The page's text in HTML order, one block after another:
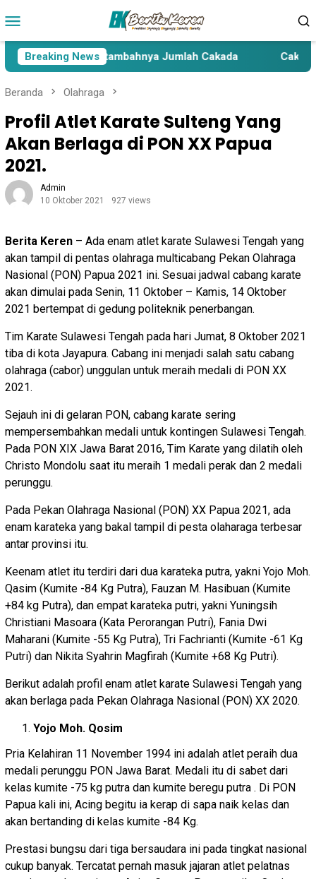
ke
Mobile
Breaking News
Pasca Bertambahnya Jumlah Cakada Cakada
Beranda Olahraga
Profil Atlet Karate Sulteng Yang
Akan Berlaga di PON XX Papua
2021.
Admin
10 Oktober 2021
927 views
Berita Keren – Ada enam atlet karate Sulawesi Tengah yang
akan tampil di pentas olahraga multicabang Pekan Olahraga
Nasional (PON) Papua 2021 ini. Sesuai jadwal cabang karate
akan dimulai pada Senin, 11 Oktober – Kamis, 14 Oktober
2021 bertempat di gedung politeknik penerbangan.
Tim Karate Sulawesi Tengah pada hari Jumat, 8 Oktober 2021
tiba di kota Jayapura. Cabang ini menjadi salah satu cabang
olahraga (cabor) unggulan untuk meraih medali di PON XX
2021.
Sejauh ini di gelaran PON, cabang karate sering
mempersembahkan medali untuk kontingen Sulawesi Tengah.
Pada PON XIX Jawa Barat 2016, Tim Karate yang dilatih oleh
Christo Mondolu saat itu meraih 1 medali perak dan 2 medali
perunggu.
Pada Pekan Olahraga Nasional (PON) XX Papua 2021, ada
enam karateka yang bakal tampil di pesta olaharaga terbesar
antar provinsi itu.
Keenam atlet itu terdiri dari dua karateka putra, yakni Yojo Moh.
Qasim (Kumite -84 Kg Putra), Fauzan M. Hasibuan (Kumite
+84 kg Putra), dan empat karateka putri, yakni Yuningsih
Christiani Masoara (Kata Perorangan Putri), Fania Dwi
Maharani (Kumite -55 Kg Putra), Tri Fachrianti (Kumite -61 Kg
Putri) dan Nikita Syahrin Magfirah (Kumite +68 Kg Putri).
Berikut adalah profil enam atlet karate Sulawesi Tengah yang
akan berlaga pada Pekan Olahraga Nasional (PON) XX 2020.
Yojo Moh. Qosim
Pria Kelahiran 11 November 1994 ini adalah atlet peraih dua
medali perunggu PON Jawa Barat. Medali itu di sabet dari
kelas kumite -75 kg putra dan kumite beregu putra . Di PON
Papua kali ini, Acing begitu ia kerap di sapa naik kelas dan
akan bertanding di kelas kumite -84 Kg.
Prestasi bungsu dari tiga bersaudara ini pada tingkat nasional
cukup banyak. Tercatat pernah masuk jajaran atlet pelatnas